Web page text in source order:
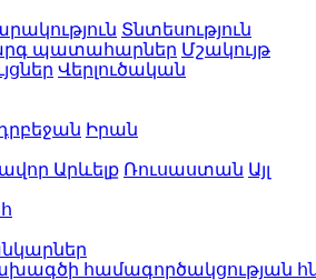
Տնտեսություն
պատահարներ Մշակույթ
Վերլուծական
Իրան
Արևելք Ռուսաստան Այլ
համագործակցության